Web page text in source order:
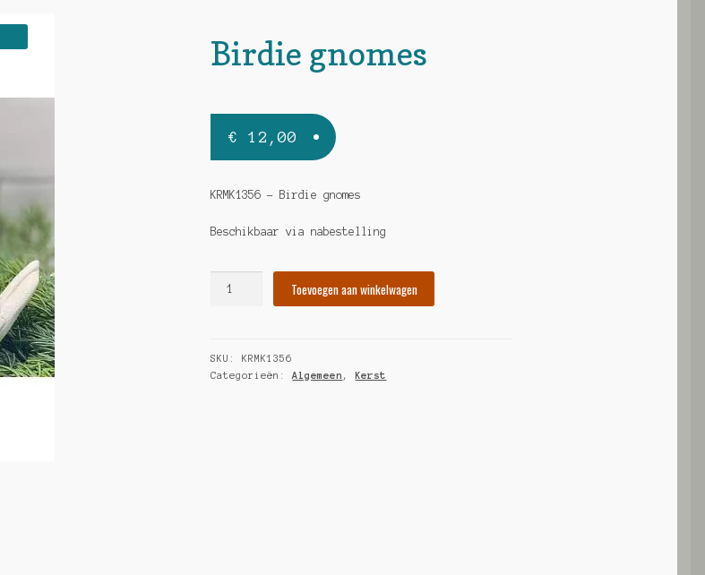
Birdie gnomes
€ 12,00
KRMK1356 – Birdie gnomes
Beschikbaar via nabestelling
Toevoegen aan winkelwagen
SKU:KRMK1356
Categorieën:Algemeen ,Kerst